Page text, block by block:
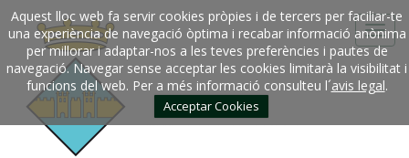
Aquest lloc web fa servir cookies pròpies i de tercers per faciliar-te
una experiència de navegació òptima i recabar informació anònima
per millorar i adaptar-nos a les teves preferències i pautes de
navegació. Navegar sense acceptar les cookies limitarà la visibilitat i
funcions del web. Per a més informació consulteu l´avis legal.
Acceptar Cookies